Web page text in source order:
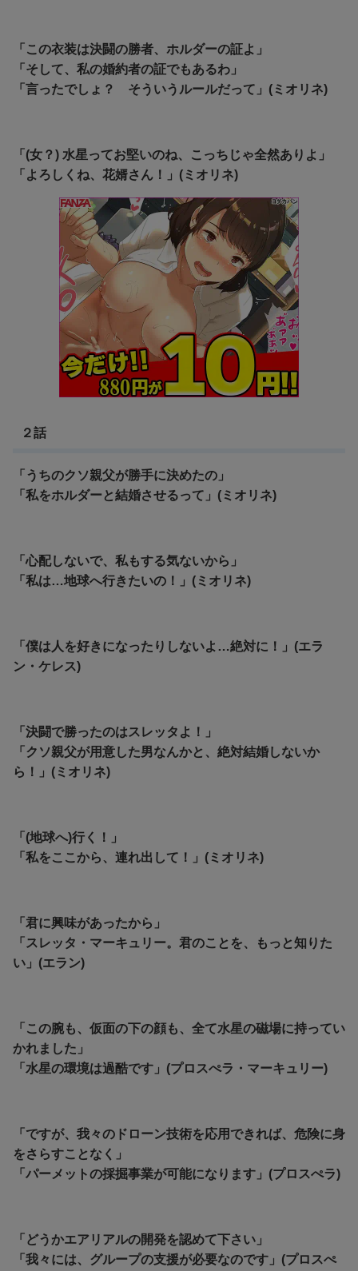
「この衣装は決闘の勝者、ホルダーの証よ」
「そして、私の婚約者の証でもあるわ」
「言ったでしょ？ そういうルールだって」(ミオリネ)
「(女？) 水星ってお堅いのね、こっちじゃ全然ありよ」
「よろしくね、花婿さん！」(ミオリネ)
２話
「うちのクソ親父が勝手に決めたの」
「私をホルダーと結婚させるって」(ミオリネ)
「心配しないで、私もする気ないから」
「私は…地球へ行きたいの！」(ミオリネ)
「僕は人を好きになったりしないよ…絶対に！」(エラ
ン・ケレス)
「決闘で勝ったのはスレッタよ！」
「クソ親父が用意した男なんかと、絶対結婚しないか
ら！」(ミオリネ)
「(地球へ)行く！」
「私をここから、連れ出して！」(ミオリネ)
「君に興味があったから」
「スレッタ・マーキュリー。君のことを、もっと知りた
い」(エラン)
「この腕も、仮面の下の顔も、全て水星の磁場に持ってい
かれました」
「水星の環境は過酷です」(プロスぺラ・マーキュリー)
「ですが、我々のドローン技術を応用できれば、危険に身
をさらすことなく」
「パーメットの採掘事業が可能になります」(プロスぺラ)
「どうかエアリアルの開発を認めて下さい」
「我々には、グループの支援が必要なのです」(プロスぺ